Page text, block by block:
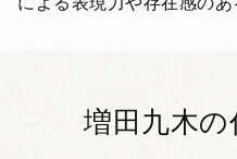
増田九木の